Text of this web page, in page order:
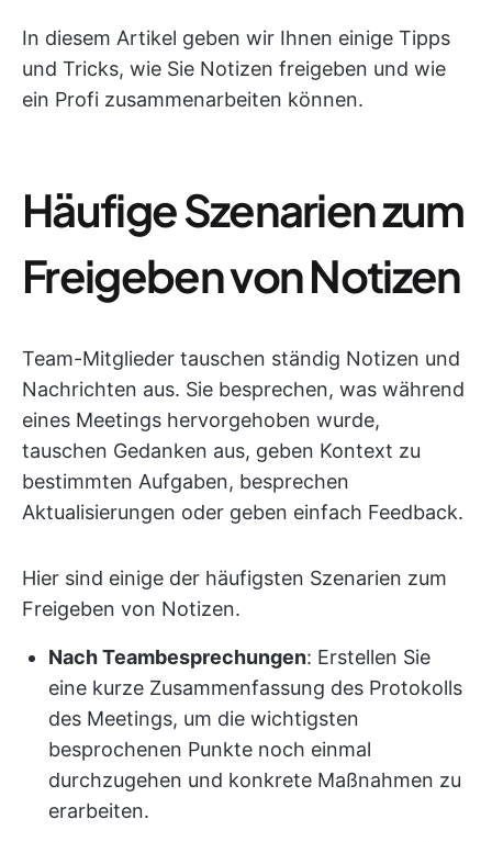
In diesem Artikel geben wir Ihnen einige Tipps
und Tricks, wie Sie Notizen freigeben und wie
ein Profi zusammenarbeiten können.
Häufige Szenarien zum
Freigeben von Notizen
Team-Mitglieder tauschen ständig Notizen und
Nachrichten aus. Sie besprechen, was während
eines Meetings hervorgehoben wurde,
tauschen Gedanken aus, geben Kontext zu
bestimmten Aufgaben, besprechen
Aktualisierungen oder geben einfach Feedback.
Hier sind einige der häufigsten Szenarien zum
Freigeben von Notizen.
Nach Teambesprechungen: Erstellen Sie
eine kurze Zusammenfassung des Protokolls
des Meetings, um die wichtigsten
besprochenen Punkte noch einmal
durchzugehen und konkrete Maßnahmen zu
erarbeiten.